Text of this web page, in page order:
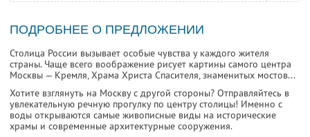
ПОДРОБНЕЕ О ПРЕДЛОЖЕНИИ
Столица России вызывает особые чувства у каждого жителя
страны. Чаще всего воображение рисует картины самого центра
Москвы — Кремля, Храма Христа Спасителя, знаменитых мостов...
Хотите взглянуть на Москву с другой стороны? Отправляйтесь в
увлекательную речную прогулку по центру столицы! Именно с
воды открываются самые живописные виды на исторические
храмы и современные архитектурные сооружения.